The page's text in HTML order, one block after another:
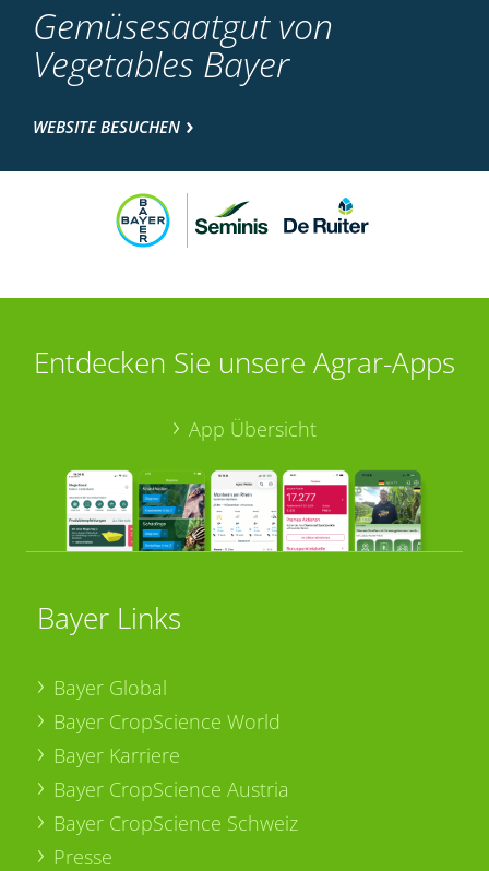
Gemüsesaatgut von
Vegetables Bayer
WEBSITE BESUCHEN
Entdecken Sie unsere Agrar-Apps
App Übersicht
Bayer Links
Bayer Global
Bayer CropScience World
Bayer Karriere
Bayer CropScience Austria
Bayer CropScience Schweiz
Presse